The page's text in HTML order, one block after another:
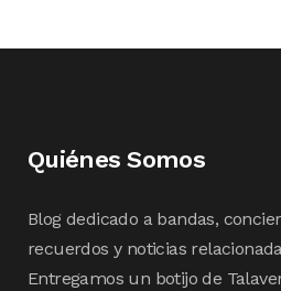
Quiénes Somos
Blog dedicado a bandas,
recuerdos y noticias
Entregamos un botijo de